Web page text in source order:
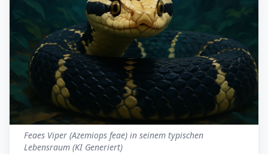
Feaes Viper (Azemiops feae) in seinem typischen
Lebensraum (KI Generiert)